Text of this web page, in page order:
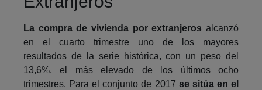
La compra de vivienda por extranjeros alcanzó
en el cuarto trimestre uno de los mayores
resultados de la serie histórica, con un peso del
13,6%, el más elevado de los últimos ocho
trimestres. Para el conjunto de 2017 se sitúa en el